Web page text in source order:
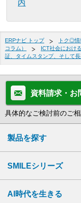
内
ERPナビ トップ トク◎情
コラム）
ICT社会におけ
証、タイムスタンプ、そして
資料請求・お
具体的なご検討前のご
製品を探す
SMILEシリーズ
AI時代を生きる